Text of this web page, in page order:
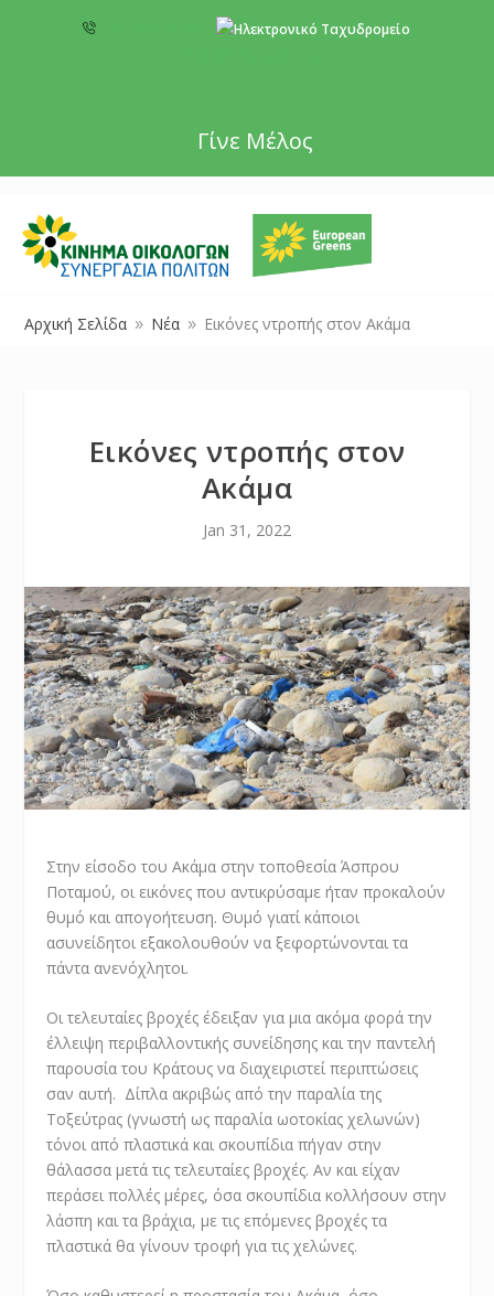
Γίνε Μέλος
Αρχική Σελίδα 9 Νέα 9 Εικόνες ντροπής στον Ακάμα
Εικόνες ντροπής στον
Ακάμα
Jan 31, 2022
Στην είσοδο του Ακάμα στην τοποθεσία Άσπρου
Ποταμού, οι εικόνες που αντικρύσαμε ήταν προκαλούν
θυμό και απογοήτευση. Θυμό γιατί κάποιοι
ασυνείδητοι εξακολουθούν να ξεφορτώνονται τα
πάντα ανενόχλητοι.
Οι τελευταίες βροχές έδειξαν για μια ακόμα φορά την
έλλειψη περιβαλλοντικής συνείδησης και την παντελή
παρουσία του Κράτους να διαχειριστεί περιπτώσεις
σαν αυτή. Δίπλα ακριβώς από την παραλία της
Τοξεύτρας (γνωστή ως παραλία ωοτοκίας χελωνών)
τόνοι από πλαστικά και σκουπίδια πήγαν στην
θάλασσα μετά τις τελευταίες βροχές. Αν και είχαν
περάσει πολλές μέρες, όσα σκουπίδια κολλήσουν στην
λάσπη και τα βράχια, με τις επόμενες βροχές τα
πλαστικά θα γίνουν τροφή για τις χελώνες.